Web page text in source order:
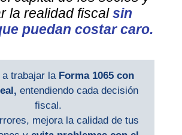
la realidad fiscal sin
puedan costar caro.
a trabajar la Forma 1065 con
entendiendo cada decisión
fiscal.
mejora la calidad de tus